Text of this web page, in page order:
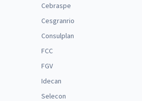
Cebraspe
Cesgranrio
Consulplan
FCC
FGV
Idecan
Selecon